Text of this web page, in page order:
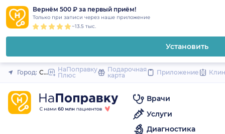
Вернём 500 ₽ за первый приём!
Только при записи через наше приложение
~13.5 тыс.
Установить
Закрыть
Город: Санкт-Петербург
НаПоправку
Плюс
Подарочная
карта
Приложение
Врачи
Услуги
Диагностика